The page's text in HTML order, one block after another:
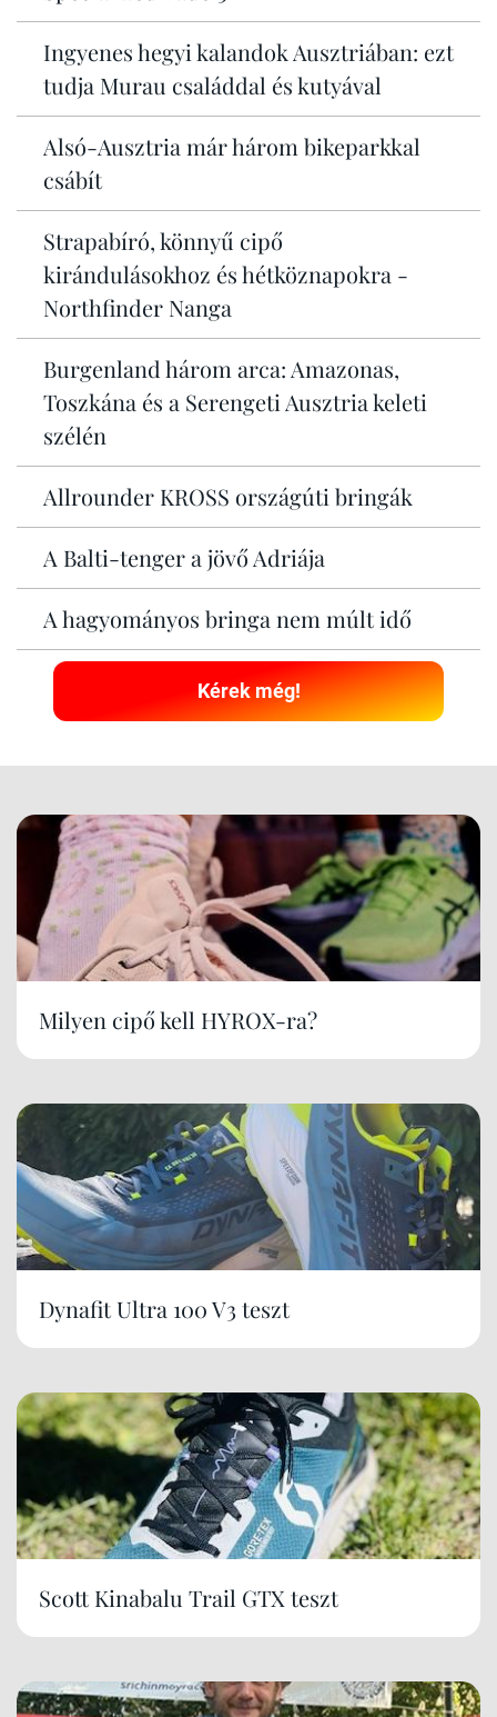
Ingyenes hegyi kalandok Ausztriában: ezt
tudja Murau családdal és kutyával
Alsó-Ausztria már három bikeparkkal
csábít
Strapabíró, könnyű cipő
kirándulásokhoz és hétköznapokra -
Northfinder Nanga
Burgenland három arca: Amazonas,
Toszkána és a Serengeti Ausztria keleti
szélén
Allrounder KROSS országúti bringák
A Balti-tenger a jövő Adriája
A hagyományos bringa nem múlt idő
Kérek még!
Milyen cipő kell HYROX-ra?
Dynafit Ultra 100 V3 teszt
Scott Kinabalu Trail GTX teszt